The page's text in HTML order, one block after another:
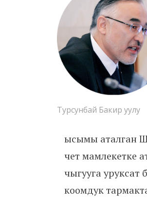
Турсунбай Бакир уулу
ысымы аталган
чет мамлекетке
чыгууга уруксат
коомдук